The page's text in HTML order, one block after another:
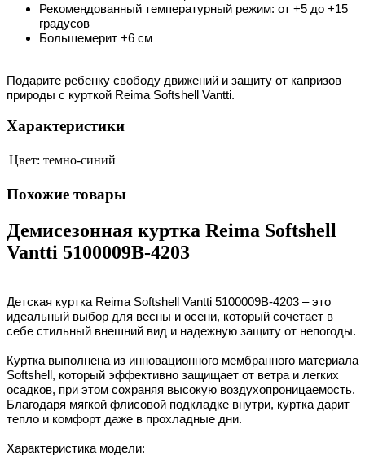
Рекомендованный температурный режим: от +5 до +15
градусов
Большемерит +6 см
Подарите ребенку свободу движений и защиту от капризов
природы с курткой Reima Softshell Vantti.
Характеристики
Цвет: темно-синий
Похожие товары
Демисезонная куртка Reima Softshell
Vantti 5100009B-4203
Детская куртка Reima Softshell Vantti 5100009B-4203 – это
идеальный выбор для весны и осени, который сочетает в
себе стильный внешний вид и надежную защиту от непогоды.
Куртка выполнена из инновационного мембранного материала
Softshell, который эффективно защищает от ветра и легких
осадков, при этом сохраняя высокую воздухопроницаемость.
Благодаря мягкой флисовой подкладке внутри, куртка дарит
тепло и комфорт даже в прохладные дни.
Характеристика модели: